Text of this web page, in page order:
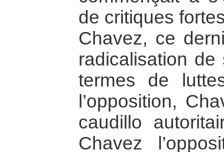
de critiques
Chavez, ce
radicalisation
termes de
l’opposition,
caudillo
Chavez